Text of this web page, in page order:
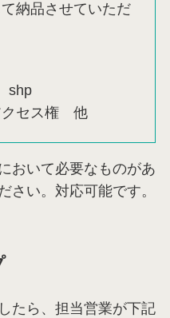
納品させていただ
shp
クセス権 他
おいて必要なものがあ
さい。対応可能です。
たら、担当営業が下記